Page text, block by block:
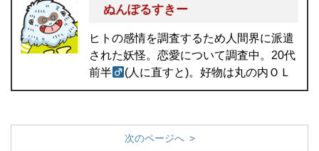
ぬんぽるすきー
ヒトの感情を調査するため人間界に派遣
された妖怪。恋愛について調査中。20代
前半
(人に直すと)。好物は丸の内ＯＬ
次のページへ >